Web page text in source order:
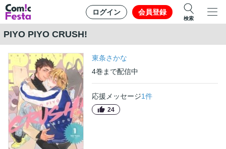
ログイン 会員登録
検索
PIYO PIYO CRUSH!
東条さかな
4巻 まで配信中
応援メッセージ1件
24